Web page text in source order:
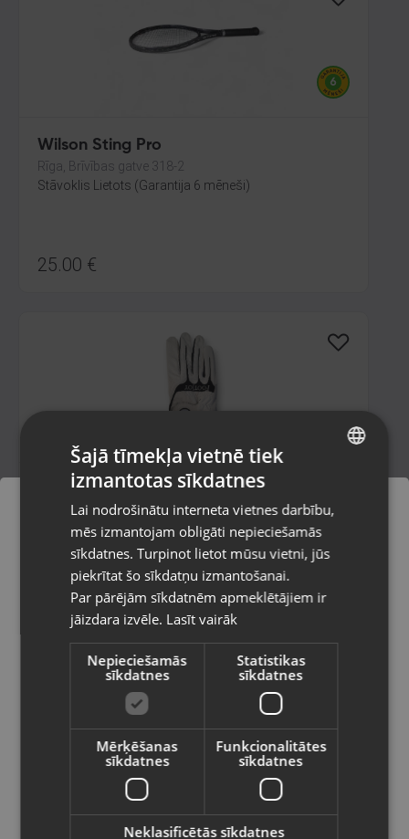
Wilson Sting Pro
Rīga, Brīvības gatve 318-2
Stāvoklis Lietots (Garantija 6 mēneši)
25.00 €
FootJoy GTX
Talsi, Kr. Valdemāra iela 8
Stāvoklis Jauns (Garantija 24 mēneši)
5.00€
Rossignol Alias 90 Black Green
Pasūtījumi tiks piegādāti uz
izvēlēto valsti
Vietnes saturs būs attēlots izvēlētajā
valodā
Valsts
Latviešu / Latvian
RUSSIAN
Šajā tīmekļa vietnē tiek
izmantotas sīkdatnes
Lai nodrošinātu interneta vietnes darbību,
mēs izmantojam obligāti nepieciešamās
sīkdatnes. Turpinot lietot mūsu vietni, jūs
piekrītat šo sīkdatņu izmantošanai.
Par pārējām sīkdatnēm apmeklētājiem ir
jāizdara izvēle. Lasīt vairāk
Nepieciešamās
sīkdatnes
Statistikas
sīkdatnes
Mērķēšanas
sīkdatnes
Funkcionalitātes
sīkdatnes
Neklasificētās sīkdatnes